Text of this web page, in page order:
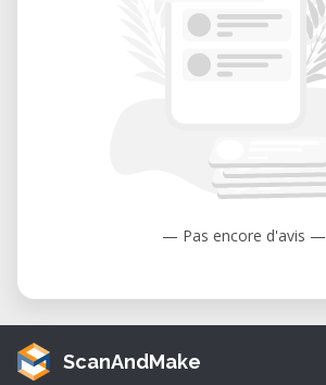
— Pas encore d'avis —
ScanAndMake